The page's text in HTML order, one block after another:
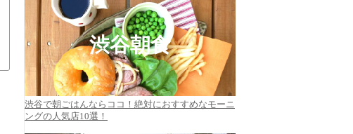
渋谷朝食
渋谷で朝ごはんならココ！絶対におすすめなモーニ
ングの人気店10選！